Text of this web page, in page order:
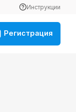
Инструкции
Регистрация